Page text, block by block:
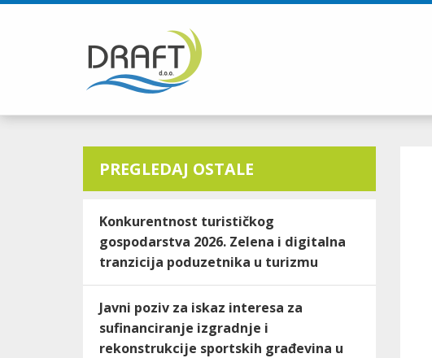
PREGLEDAJ OSTALE
Konkurentnost turističkog
gospodarstva 2026. Zelena i digitalna
tranzicija poduzetnika u turizmu
Javni poziv za iskaz interesa za
sufinanciranje izgradnje i
rekonstrukcije sportskih građevina u